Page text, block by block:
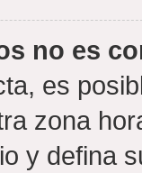
no es
es
zona
y defina